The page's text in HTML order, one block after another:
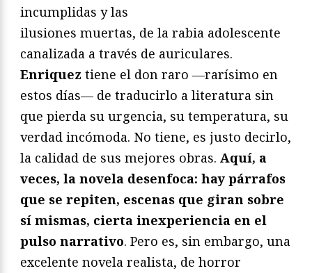
incumplidas y las
ilusiones muertas, de la rabia adolescente
canalizada a través de auriculares.
Enriquez tiene el don raro —rarísimo en
estos días— de traducirlo a literatura sin
que pierda su urgencia, su temperatura, su
verdad incómoda. No tiene, es justo decirlo,
la calidad de sus mejores obras. Aquí, a
veces, la novela desenfoca: hay párrafos
que se repiten, escenas que giran sobre
sí mismas, cierta inexperiencia en el
pulso narrativo. Pero es, sin embargo, una
excelente novela realista, de horror